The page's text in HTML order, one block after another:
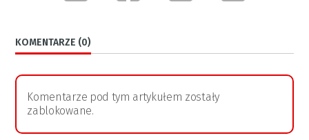
KOMENTARZE (0)
Komentarze pod tym artykułem zostały
zablokowane.